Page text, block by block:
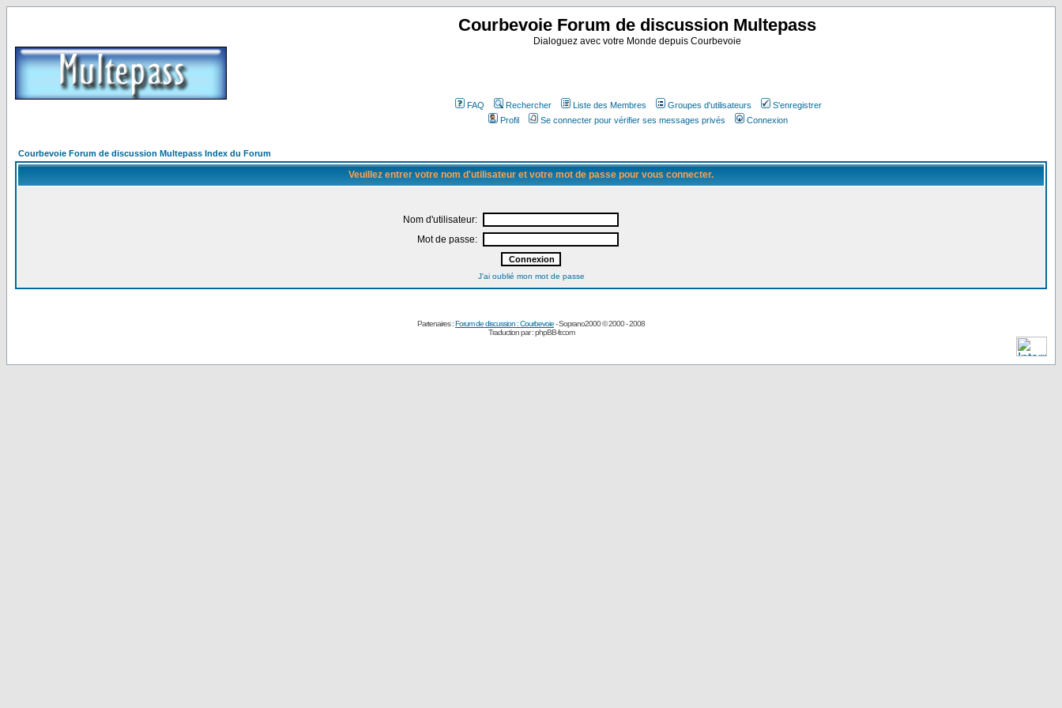
Courbevoie Forum de discussion Multepass
Dialoguez avec votre Monde depuis Courbevoie
FAQ Rechercher Liste des Membres Groupes d'utilisateurs
S'enregistrer
Profil
Se connecter pour vérifier ses messages privés Connexion
Courbevoie Forum de discussion Multepass Index du Forum
Veuillez entrer votre nom d'utilisateur et votre mot de passe pour vous connecter.
Nom d'utilisateur:
Mot de passe:
J'ai oublié mon mot de passe
Partenaires :Forum de discussion : Courbevoie- Soprano2000 © 2000 - 2008
Traduction par :phpBB-fr.com